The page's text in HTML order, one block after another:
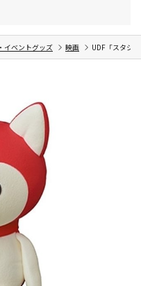
イベントグッズ 映画 UDF「スタジ